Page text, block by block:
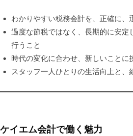
わかりやすい税務会計を、正確に、
過度な節税ではなく、長期的に安定
行うこと
時代の変化に合わせ、新しいことに
スタッフ一人ひとりの生活向上と、
ケイエム会計で働く魅力